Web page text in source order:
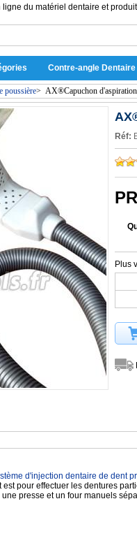
du matériel dentaire et
Contre-angle Dentaire
poussière> AX®Capuchon
Réf:
Plus
d'injection dentaire de dent
est pour effectuer les dentures
une presse et un four manuels